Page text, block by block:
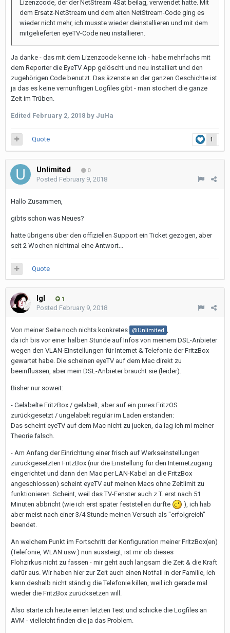
Lizenzcode, der der NetStream 4Sat beilag, verwendet hatte. Mit
dem Ersatz-NetStream und dem alten NetStream-Code ging es
wieder nicht mehr, ich musste wieder deinstallieren und mit dem
mitgelieferten eyeTV-Code neu installieren.
Ja danke - das mit dem Lizenzcode kenne ich - habe mehrfachs mit
dem Reporter die EyeTV App gelöscht und neu installiert und den
zugehörigen Code benutzt. Das äzenste an der ganzen Geschichte ist
ja das es keine vernünftigen Logfiles gibt - man stochert die ganze
Zeit im Trüben.
Edited February 2, 2018 by JuHa
1
Quote
Unlimited 0
Posted February 9, 2018
Hallo Zusammen,
gibts schon was Neues?
hatte übrigens über den offiziellen Support ein Ticket gezogen, aber
seit 2 Wochen nichtmal eine Antwort...
Quote
Igl 1
Posted February 9, 2018
Von meiner Seite noch nichts konkretes @Unlimited
da ich bis vor einer halben Stunde auf Infos von meinem DSL-Anbieter
wegen den VLAN-Einstellungen für Internet & Telefonie der FritzBox
gewartet habe. Die scheinen eyeTV auf dem Mac direkt zu
beeinflussen, aber mein DSL-Anbieter braucht sie (leider).
Bisher nur soweit:
- Gelabelte FritzBox / gelabelt, aber auf ein pures FritzOS
zurückgesetzt / ungelabelt regulär im Laden erstanden:
Das scheint eyeTV auf dem Mac nicht zu jucken, da lag ich mi meiner
Theorie falsch.
- Am Anfang der Einrichtung einer frisch auf Werkseinstellungen
zurückgesetzten FritzBox (nur die Einstellung für den Internetzugang
eingerichtet und dann den Mac per LAN-Kabel an die FritzBox
angeschlossen) scheint eyeTV auf meinen Macs ohne Zeitlimit zu
funktionieren. Scheint, weil das TV-Fenster auch z.T. erst nach 51
Minuten abbricht (wie ich erst später feststellen durfte
), ich hab
aber meist nach einer 3/4 Stunde meinen Versuch als "erfolgreich"
beendet.
An welchem Punkt im Fortschritt der Konfiguration meiner FritzBox(en)
(Telefonie, WLAN usw.) nun aussteigt, ist mir ob dieses
Flohzirkus nicht zu fassen - mir geht auch langsam die Zeit & die Kraft
dafür aus. Wir haben hier zur Zeit auch einen Notfall in der Familie, ich
kann deshalb nicht ständig die Telefonie killen, weil ich gerade mal
wieder die FritzBox zurücksetzen will.
Also starte ich heute einen letzten Test und schicke die Logfiles an
AVM - vielleicht finden die ja das Problem.